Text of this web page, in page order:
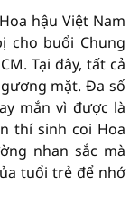
hậu Việt Nam
cho buổi Chung
Tại đây, tất cả
mặt. Đa số
mắn vì được là
thí sinh coi Hoa
nhan sắc mà
tuổi trẻ để nhớ